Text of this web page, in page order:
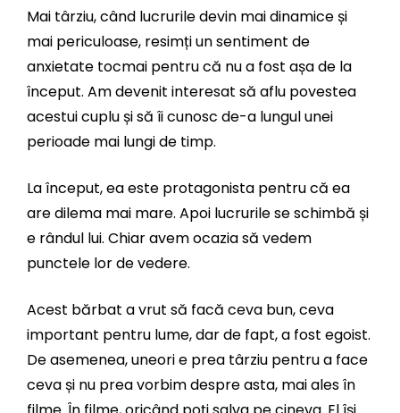
Mai târziu, când lucrurile devin mai dinamice și
mai periculoase, resimți un sentiment de
anxietate tocmai pentru că nu a fost așa de la
început. Am devenit interesat să aflu povestea
acestui cuplu și să îi cunosc de-a lungul unei
perioade mai lungi de timp.
La început, ea este protagonista pentru că ea
are dilema mai mare. Apoi lucrurile se schimbă și
e rândul lui. Chiar avem ocazia să vedem
punctele lor de vedere.
Acest bărbat a vrut să facă ceva bun, ceva
important pentru lume, dar de fapt, a fost egoist.
De asemenea, uneori e prea târziu pentru a face
ceva și nu prea vorbim despre asta, mai ales în